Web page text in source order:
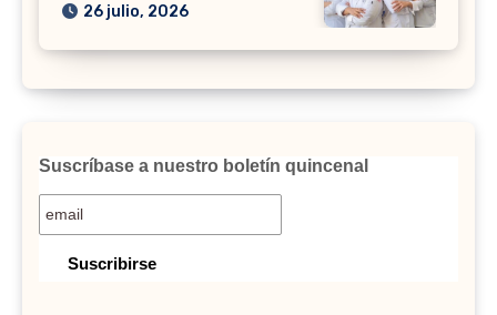
26 julio, 2026
Suscríbase a nuestro boletín quincenal